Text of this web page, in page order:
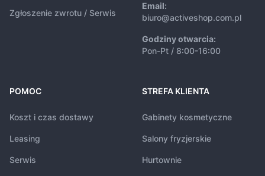
Zgłoszenie zwrotu / Serwis
Email:
biuro@activeshop.com.pl
Godziny otwarcia:
Pon-Pt / 8:00-16:00
POMOC
Koszt i czas dostawy
Leasing
Serwis
STREFA KLIENTA
Gabinety kosmetyczne
Salony fryzjerskie
Hurtownie